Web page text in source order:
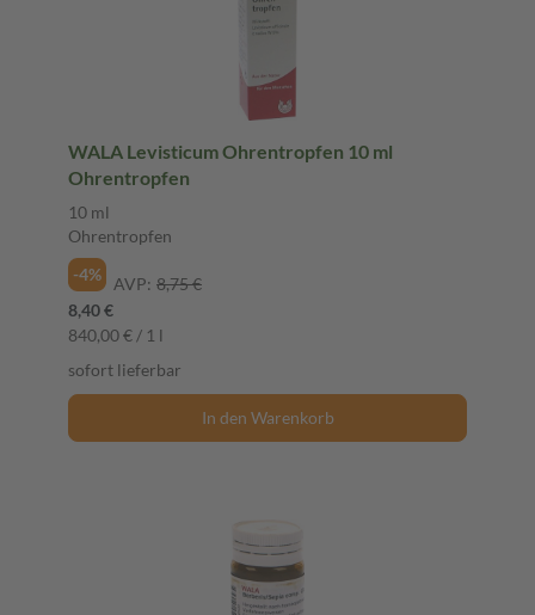
WALA Levisticum Ohrentropfen 10 ml
Ohrentropfen
10 ml
Ohrentropfen
-4%
AVP: 8,75 €
8,40 €
840,00 € / 1 l
sofort lieferbar
In den Warenkorb